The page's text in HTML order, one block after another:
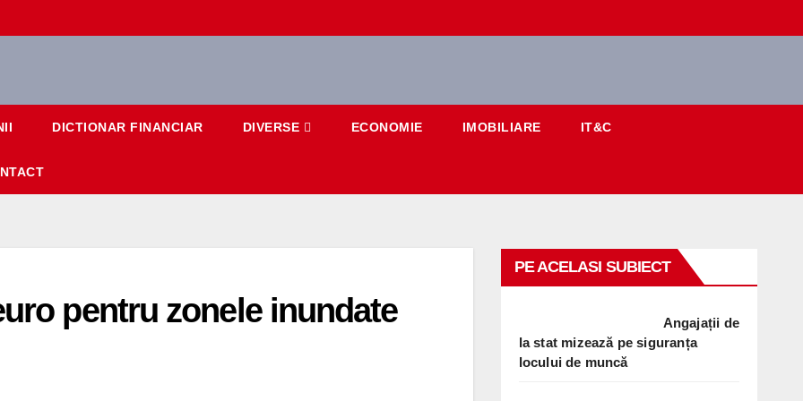
DICTIONAR FINANCIAR DIVERSE ECONOMIE IMOBILIARE IT&C
pentru zonele inundate
PE ACELASI SUBIECT
Angajații de
la stat mizează pe siguranța
locului de muncă